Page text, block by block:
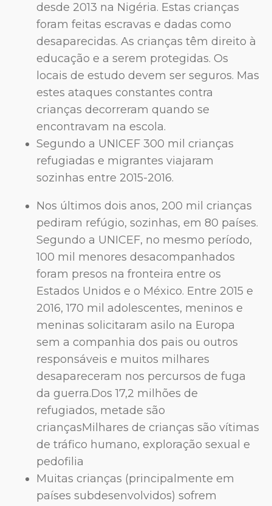
desde 2013 na Nigéria. Estas crianças
foram feitas escravas e dadas como
desaparecidas. As crianças têm direito à
educação e a serem protegidas. Os
locais de estudo devem ser seguros. Mas
estes ataques constantes contra
crianças decorreram quando se
encontravam na escola.
Segundo a UNICEF 300 mil crianças
refugiadas e migrantes viajaram
sozinhas entre 2015-2016.
Nos últimos dois anos, 200 mil crianças
pediram refúgio, sozinhas, em 80 países.
Segundo a UNICEF, no mesmo período,
100 mil menores desacompanhados
foram presos na fronteira entre os
Estados Unidos e o México. Entre 2015 e
2016, 170 mil adolescentes, meninos e
meninas solicitaram asilo na Europa
sem a companhia dos pais ou outros
responsáveis e muitos milhares
desapareceram nos percursos de fuga
da guerra.Dos 17,2 milhões de
refugiados, metade são
criançasMilhares de crianças são vítimas
de tráfico humano, exploração sexual e
pedofilia
Muitas crianças (principalmente em
países subdesenvolvidos) sofrem